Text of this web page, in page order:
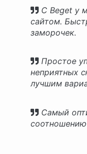
С Beget у
сайтом.
заморочек.
Простое
неприятных
лучшим
Самый